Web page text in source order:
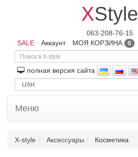
XStyle
063-208-76-15
SALE
Аккаунт МОЯ КОРЗИНА 0
полная версия сайта
Меню
X-style Аксессуары Косметика